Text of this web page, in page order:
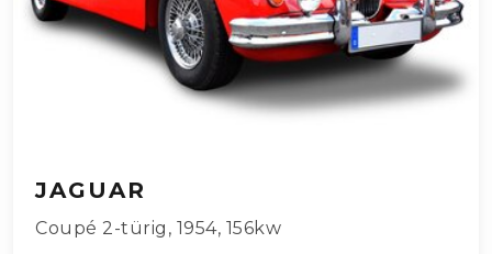
JAGUAR
Coupé 2-türig , 1954, 156kw